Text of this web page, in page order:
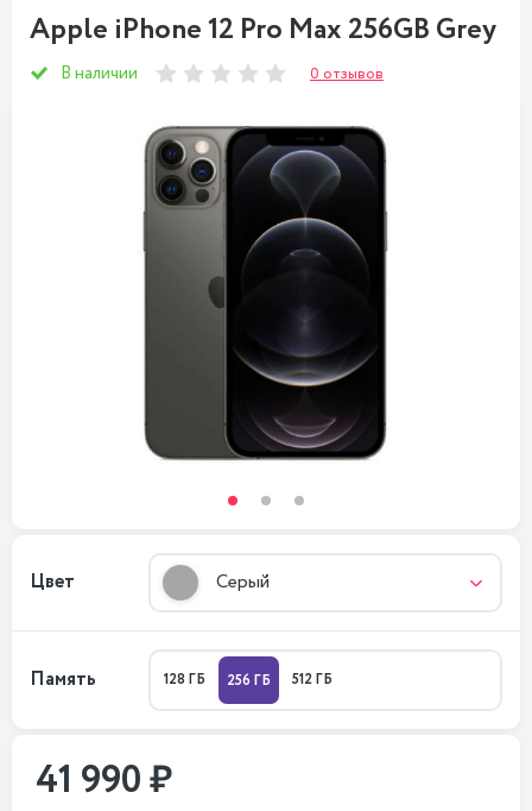
Apple iPhone 12 Pro Max 256GB Grey
В наличии 0 отзывов
Цвет Серый
Память 128 ГБ 256 ГБ 512 ГБ
41 990 ₽